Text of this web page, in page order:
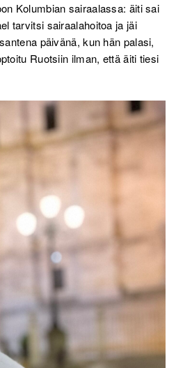
Kolumbian sairaalassa: äiti sai
tarvitsi sairaalahoitoa ja jäi
päivänä, kun hän palasi,
Ruotsiin ilman, että äiti tiesi